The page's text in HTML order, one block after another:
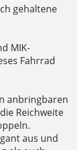
gehaltene
MIK-
Fahrrad
anbringbaren
Reichweite
aus und